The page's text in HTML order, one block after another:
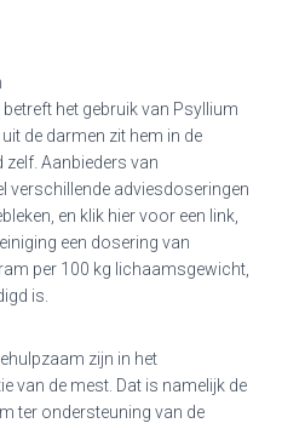
het gebruik van Psyllium
de darmen zit hem in de
Aanbieders van
verschillende adviesdoseringen
en klik hier voor een link,
een dosering van
per 100 kg lichaamsgewicht,
is.
zijn in het
van de mest. Dat is namelijk de
ter ondersteuning van de